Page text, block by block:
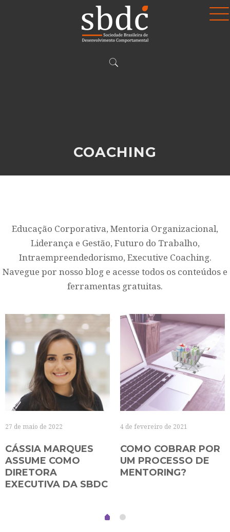
COACHING
Educação Corporativa, Mentoria Organizacional,
Liderança e Gestão, Futuro do Trabalho,
Intraempreendedorismo, Executive Coaching.
Navegue por nosso blog e acesse todos os conteúdos e
ferramentas gratuitas.
27 de maio de 2022
CÁSSIA MARQUES
ASSUME COMO
DIRETORA
EXECUTIVA DA SBDC
4 de fevereiro de 2021
COMO COBRAR POR
UM PROCESSO DE
MENTORING?